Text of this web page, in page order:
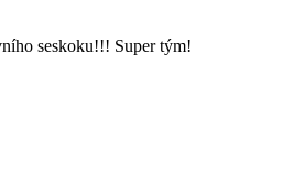
seskoku!!! Super tým!